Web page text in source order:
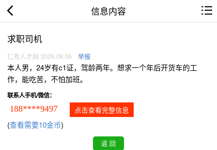
信息内容
求职司机
仁寿人才网 2026.08.06 举报
本人男，24岁有c1证，驾龄两年。想求一个年后开货车的工
作，能吃苦，不怕加班。
联系人手机/微信：
188****9497 点击查看完整信息
(查看需要10金币)